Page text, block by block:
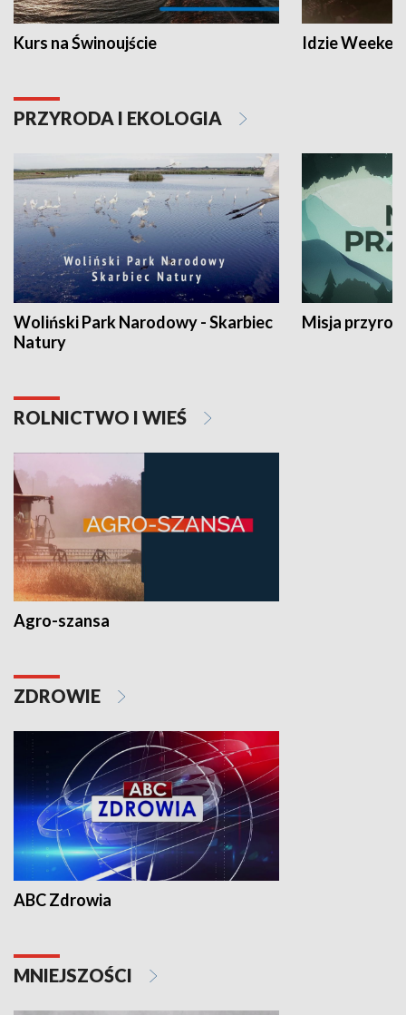
Kurs na Świnoujście Idzie
PRZYRODA I EKOLOGIA
Woliński Park Narodowy - Skarbiec
Natury
Misja
ROLNICTWO I WIEŚ
Agro-szansa
ZDROWIE
ABC Zdrowia
MNIEJSZOŚCI